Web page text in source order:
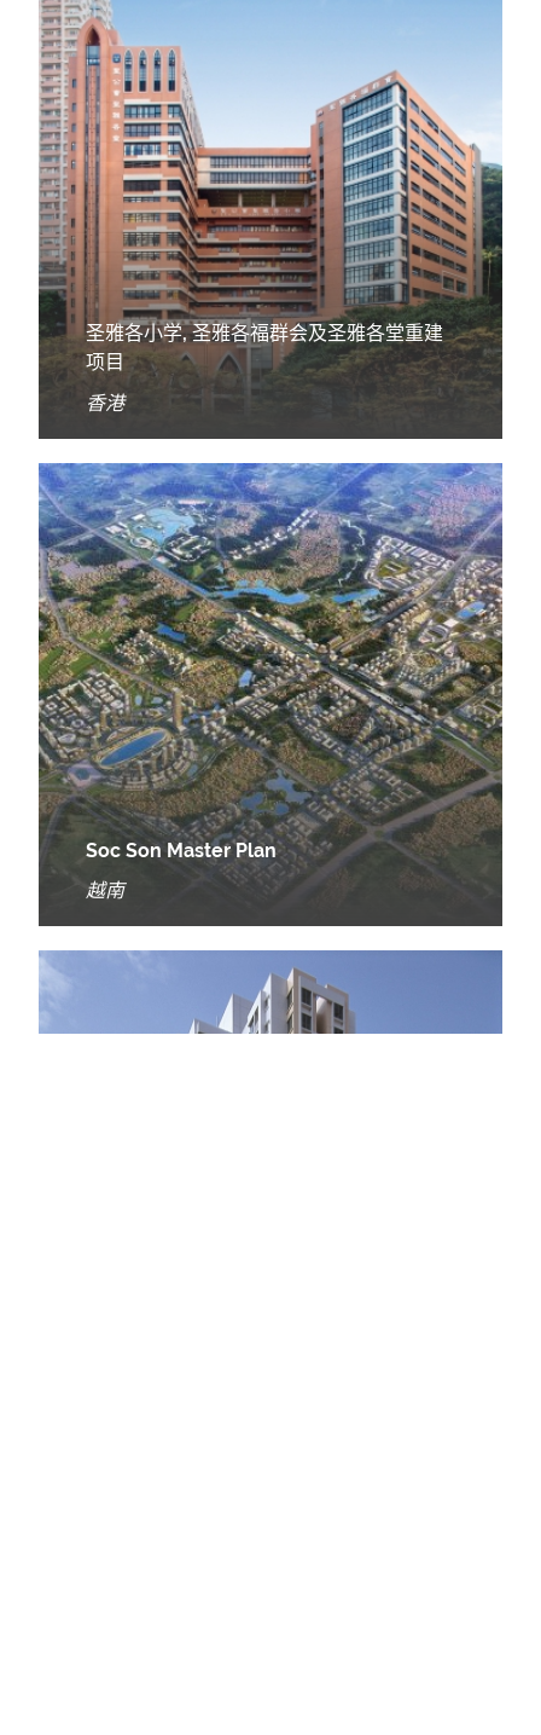
圣雅各小学, 圣雅各福群会及圣雅各堂重建
项目
香港
Soc Son Master Plan
越南